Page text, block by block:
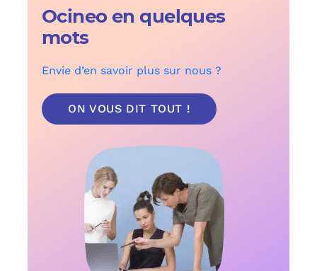
Ocineo en quelques
mots
Envie d’en savoir plus sur nous ?
ON VOUS DIT TOUT !